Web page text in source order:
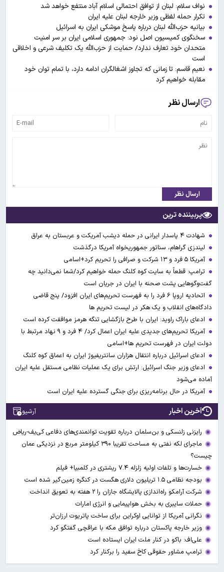
نواف سلام: لبنان از توافق احتمالی اسلام آباد منتفع خواهد شد
تکرار حمله لفظی وزیر خارجه لبنان علیه ایران
بیانیه حزب‌الله لبنان درباره پاسخ موشکی ایران به اسرائیل
سخنگوی کمیسیون اصل نود: جمهوری اسلامی ایران بر سر امنیت
متحدان خود تعارف ندارد/ حمایت از حزب‌الله یک تکلیف شرعی و اخلاقی
است
نعیم قاسم: تا زمانی که تجاوز اشغالگران ادامه دارد، با تمام توان خود
مقابله خواهیم کرد
ارسال نظر
ارسال نظر
پربیننده ترین
شهادت ۴ پاسدار ایرانی در حمله دیشب آمریکت و عربستان به عراق
لیندزی گراهام، سناتور جمهوریخواه آمریکا درگذشت
آمریکا ۵ فرد و ۱۳ شرکت و صرافی را تحریم کرد+اسامی
ترامپ: قطعاً به سایت کوه کلنگ حمله خواهیم کرد/شما نمی‌دانید چه
گفت‌وگوهایی پشت صحنه با ایران در جریان است
اتحادیه اروپا ۶ فرد را به فهرست تحریم‌های ایران افزود/ پنج قاضی
دادگاه‌های انقلاب و یک هکر در لیست تحریم ها
ادعای باراک راوید: ایران با طرح بازگشایی تنگه هرمز موافقت کرده است
آمریکا تحریم‌های جدیدی علیه ایران اعمال کرد/ ۴ فرد و ۹ نهاد مرتبط با
دولت ایران در فهرست تحریم ها+اسامی
ادعای اسرائیل درباره انتقال هزاران سانتریفیوژ ایران به اعماق کوه کلنگ
ادعای وزیر جنگ اسرائیل: ارتش برای یک عملیات نظامی مستقل علیه ایران
آماده می‌شود
آمریکا در حال برنامه‌ریزی برای جنگی گسترده‌ علیه ایران است
آخرین اخبار آرشیو
رایزنی زلنسکی و بن‌سلمان درباره تقویت توانمندی‌های دفاعی کی‌یف-ریاض
ماجرای لکه نفتی به مساحت تقریبا ۳۹۰ کیلومتر مربع در نزدیکی عمان
چیست؟
خسارت‌ها و تلفات اولیه زلزله ۷.۴ ریشتری در کلمبیا+ فیلم
بودجه نظامی ۱.۵ تریلیون دلاری هگست در کنگره زمین‌گیر شده است
شرکت آرامکو راه‌اندازی پالایشگاه جازان را ۲ هفته به تعویق انداخت
حملات سایبری به بخش هواپیمایی و انرژی امارات
نگرانی آمریکا از توانایی اوکراین برای ساخت پاتریوت ارزان‌تر
وزیر خارجه پاکستان درباره توافق مکه با عراقچی گفتگو کرد
علی‌اف: باکو در کنار ملت ایران ایستاده است
ترامپ مشاور حقوقی کاخ سفید را برکنار کرد